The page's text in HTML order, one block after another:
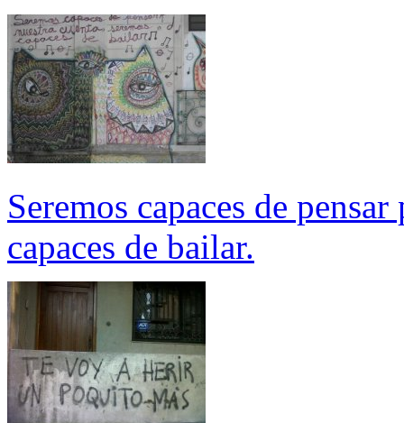
Seremos capaces de
capaces de bailar.